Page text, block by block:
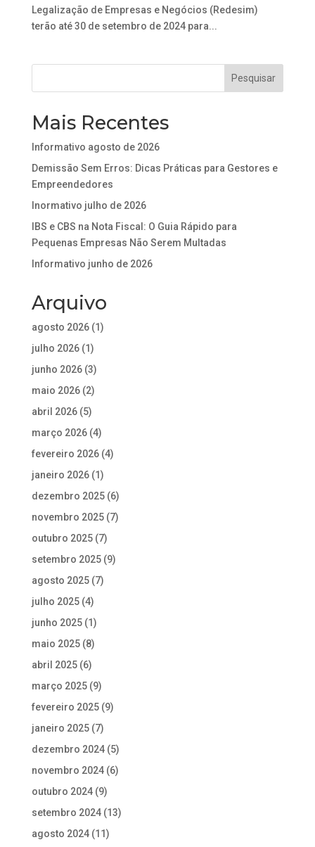
Legalização de Empresas e Negócios (Redesim)
terão até 30 de setembro de 2024 para...
Mais Recentes
Informativo agosto de 2026
Demissão Sem Erros: Dicas Práticas para Gestores e
Empreendedores
Inormativo julho de 2026
IBS e CBS na Nota Fiscal: O Guia Rápido para
Pequenas Empresas Não Serem Multadas
Informativo junho de 2026
Arquivo
agosto 2026(1)
julho 2026(1)
junho 2026(3)
maio 2026(2)
abril 2026(5)
março 2026(4)
fevereiro 2026(4)
janeiro 2026(1)
dezembro 2025(6)
novembro 2025(7)
outubro 2025(7)
setembro 2025(9)
agosto 2025(7)
julho 2025(4)
junho 2025(1)
maio 2025(8)
abril 2025(6)
março 2025(9)
fevereiro 2025(9)
janeiro 2025(7)
dezembro 2024(5)
novembro 2024(6)
outubro 2024(9)
setembro 2024(13)
agosto 2024(11)